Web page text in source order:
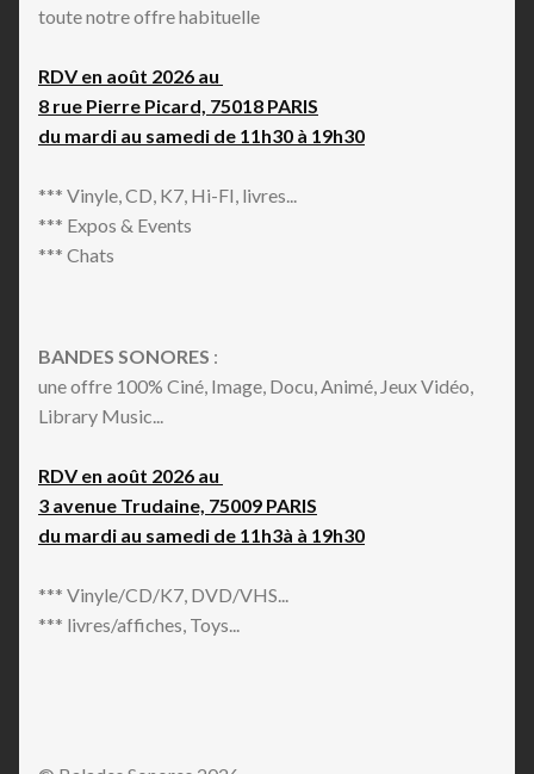
toute notre offre habituelle
RDV en août 2026 au
8 rue Pierre Picard, 75018 PARIS
du mardi au samedi de 11h30 à 19h30
*** Vinyle, CD, K7, Hi-FI, livres...
*** Expos & Events
*** Chats
BANDES SONORES :
une offre 100% Ciné, Image, Docu, Animé, Jeux Vidéo,
Library Music...
RDV en août 2026 au
3 avenue Trudaine, 75009 PARIS
du mardi au samedi de 11h3à à 19h30
*** Vinyle/CD/K7, DVD/VHS...
*** livres/affiches, Toys...